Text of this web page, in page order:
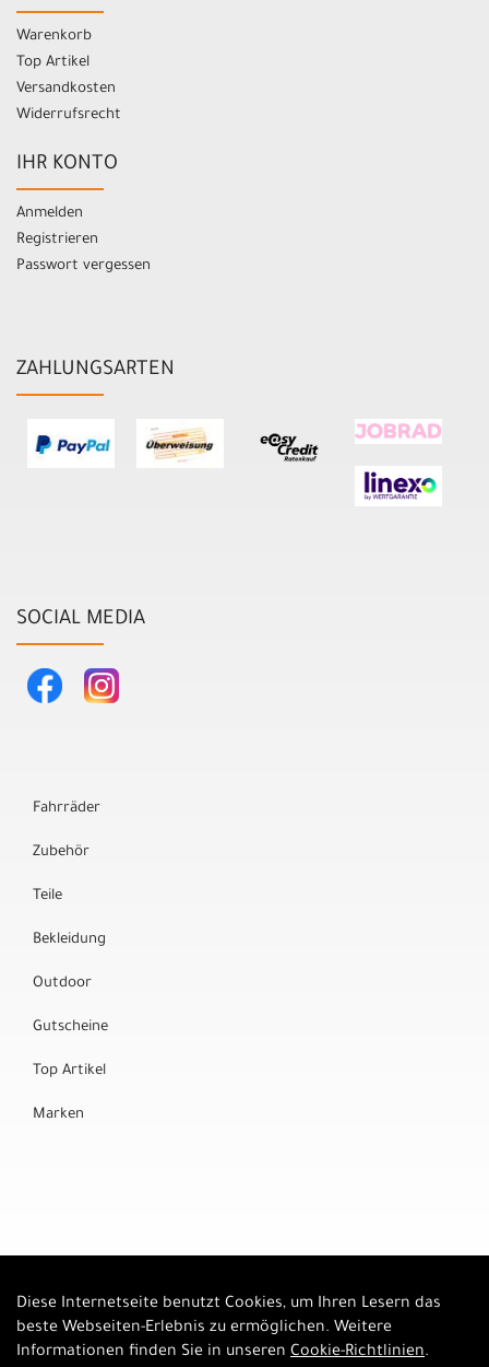
Warenkorb
Top Artikel
Versandkosten
Widerrufsrecht
IHR KONTO
Anmelden
Registrieren
Passwort vergessen
ZAHLUNGSARTEN
SOCIAL MEDIA
Fahrräder
Zubehör
Teile
Bekleidung
Outdoor
Gutscheine
Top Artikel
Marken
Diese Internetseite benutzt Cookies, um Ihren Lesern das
beste Webseiten-Erlebnis zu ermöglichen. Weitere
Informationen finden Sie in unseren Cookie-Richtlinien.
Auftrag widerrufen